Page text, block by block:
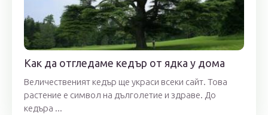
Как да отгледаме кедър от ядка у дома
Величественият кедър ще украси всеки сайт. Това
растение е символ на дълголетие и здраве. До
кедъра ...